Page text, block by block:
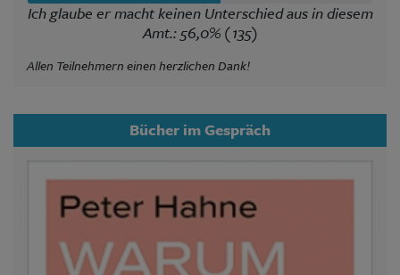
Ich glaube er macht keinen Unterschied aus in diesem
Amt.: 56,0% (135)
Allen Teilnehmern einen herzlichen Dank!
Bücher im Gespräch